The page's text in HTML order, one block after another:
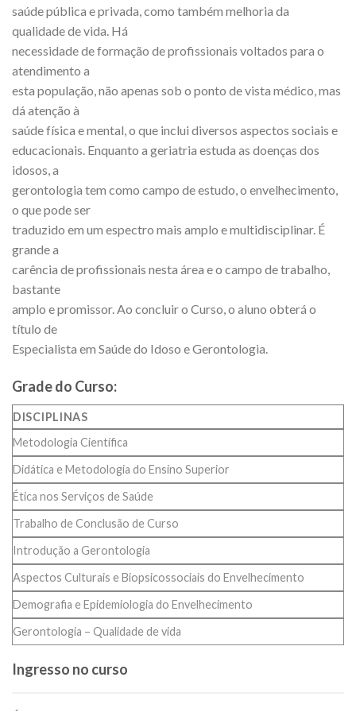
saúde pública e privada, como também melhoria da
qualidade de vida. Há
necessidade de formação de profissionais voltados para o
atendimento a
esta população, não apenas sob o ponto de vista médico, mas
dá atenção à
saúde física e mental, o que inclui diversos aspectos sociais e
educacionais. Enquanto a geriatria estuda as doenças dos
idosos, a
gerontologia tem como campo de estudo, o envelhecimento,
o que pode ser
traduzido em um espectro mais amplo e multidisciplinar. É
grande a
carência de profissionais nesta área e o campo de trabalho,
bastante
amplo e promissor. Ao concluir o Curso, o aluno obterá o
título de
Especialista em Saúde do Idoso e Gerontologia.
Grade do Curso:
DISCIPLINAS
Metodologia Científica
Didática e Metodologia do Ensino Superior
Ética nos Serviços de Saúde
Trabalho de Conclusão de Curso
Introdução a Gerontologia
Aspectos Culturais e Biopsicossociais do Envelhecimento
Demografia e Epidemiologia do Envelhecimento
Gerontologia – Qualidade de vida
Ingresso no curso